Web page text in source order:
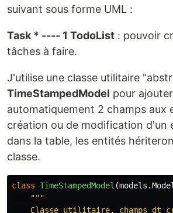
suivant sous forme UML :
Task * ---- 1 TodoList : pouvoir
tâches à faire.
J'utilise une classe utilitaire
TimeStampedModel pour ajouter
automatiquement 2 champs aux
création ou de modification d'un
dans la table, les entités
classe.
class TimeStampedModel (models .Model
"""
Classe utilitaire, champs